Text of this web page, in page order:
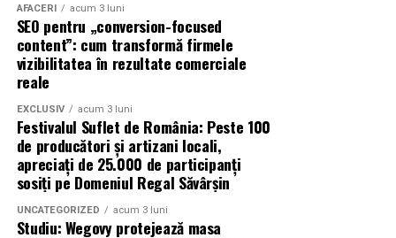
(Advertorial)
AFACERI acum 3 luni
SEO pentru „conversion-focused
content”: cum transformă firmele
vizibilitatea în rezultate comerciale
reale
EXCLUSIV acum 3 luni
Festivalul Suflet de România: Peste 100
de producători și artizani locali,
apreciați de 25.000 de participanți
sosiți pe Domeniul Regal Săvârșin
UNCATEGORIZED acum 3 luni
Studiu: Wegovy protejează masa